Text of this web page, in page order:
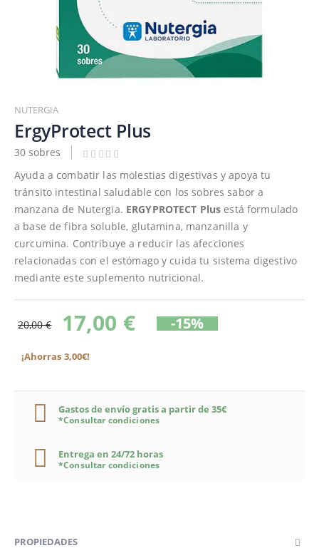
al
comienzo
de
la
galería
de
imágenes
NUTERGIA
ErgyProtect Plus
30 sobres
Ayuda a combatir las molestias digestivas y apoya tu
tránsito intestinal saludable con los sobres sabor a
manzana de Nutergia. ERGYPROTECT Plus está formulado
a base de fibra soluble, glutamina, manzanilla y
curcumina. Contribuye a reducir las afecciones
relacionadas con el estómago y cuida tu sistema digestivo
mediante este suplemento nutricional.
20,00 € 17,00 € -15%
¡Ahorras 3,00€!
Gastos de envío gratis a partir de 35€
*Consultar condiciones
Entrega en 24/72 horas
*Consultar condiciones
PROPIEDADES